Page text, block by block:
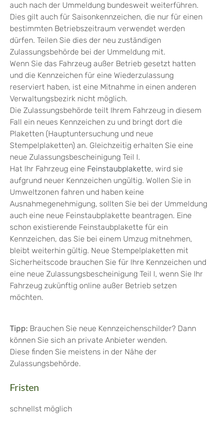
auch nach der Ummeldung bundesweit weiterführen.
Dies gilt auch für Saisonkennzeichen, die nur für einen
bestimmten Betriebszeitraum verwendet werden
dürfen. Teilen Sie dies der neu zuständigen
Zulassungsbehörde bei der Ummeldung mit.
Wenn Sie das Fahrzeug außer Betrieb gesetzt hatten
und die Kennzeichen für eine Wiederzulassung
reserviert haben, ist eine Mitnahme in einen anderen
Verwaltungsbezirk nicht möglich.
Die Zulassungsbehörde teilt Ihrem Fahrzeug in diesem
Fall ein neues Kennzeichen zu und bringt dort die
Plaketten (Hauptuntersuchung und neue
Stempelplaketten) an. Gleichzeitig erhalten Sie eine
neue Zulassungsbescheinigung Teil I.
Hat Ihr Fahrzeug eine Feinstaubplakette, wird sie
aufgrund neuer Kennzeichen ungültig. Wollen Sie in
Umweltzonen fahren und haben keine
Ausnahmegenehmigung, sollten Sie bei der Ummeldung
auch eine neue Feinstaubplakette beantragen. Eine
schon existierende Feinstaubplakette für ein
Kennzeichen, das Sie bei einem Umzug mitnehmen,
bleibt weiterhin gültig. Neue Stempelplaketten mit
Sicherheitscode brauchen Sie für Ihre Kennzeichen und
eine neue Zulassungsbescheinigung Teil I, wenn Sie Ihr
Fahrzeug zukünftig online außer Betrieb setzen
möchten.
Tipp: Brauchen Sie neue Kennzeichenschilder? Dann
können Sie sich an private Anbieter wenden.
Diese finden Sie meistens in der Nähe der
Zulassungsbehörde.
Fristen
schnellst möglich